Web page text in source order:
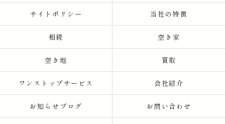
サイトポリシー 当社の特徴
相続 空き家
空き地 買取
ワンストップサービス 会社紹介
お知らせブログ お問い合わせ